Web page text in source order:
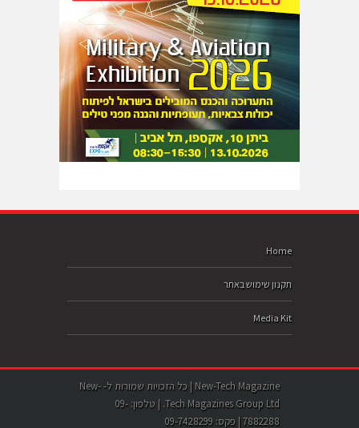
Home
תקנון שימוש באתר
Media Kit
New-Tech Magazine | כל הזכויות שמורות ל- New-
Tech Magazines Group Ltd. | טלפון: 09-
7882288 | פקס: 09-7428299